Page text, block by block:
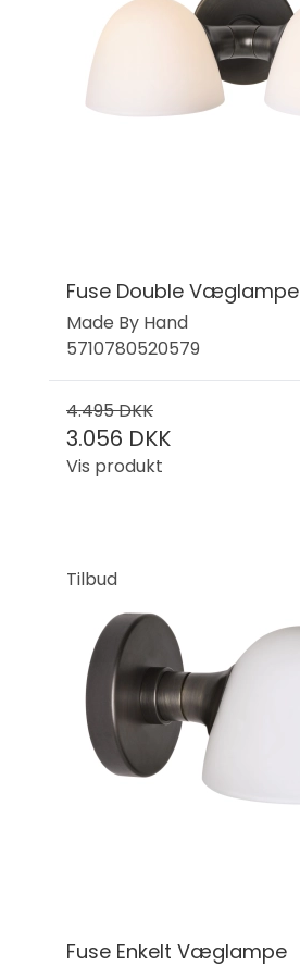
Fuse Double Væglampe
Made By Hand
5710780520579
4.495 DKK
3.056 DKK
Vis produkt
Tilbud
Fuse Enkelt Væglampe